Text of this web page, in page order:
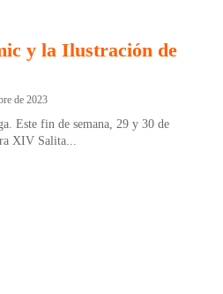
y la Ilustración de
de 2023
Este fin de semana, 29 y 30 de
XIV Salita...